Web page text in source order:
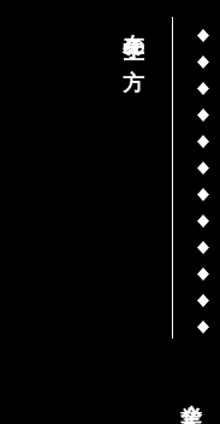
在学生の方